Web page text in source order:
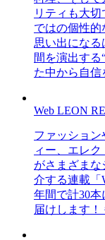
リティも大
ではの個性
思い出にな
間を演出す
た中から自信
Web LEON
ファッショ
ィー、エレ
がさまざま
介する連載「
年間で計30
届けします！